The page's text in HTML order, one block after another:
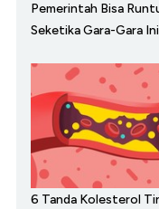
Pemerintah Bisa
Seketika Gara-Gara Ini
6 Tanda Kolesterol